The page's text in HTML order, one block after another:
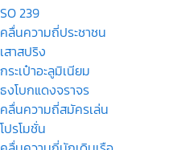
SO 239
คลื่นความถี่ประชาชน
เสาสปริง
กระเป๋าอะลูมิเนียม
ธงโบกแดงจราจร
คลื่นความถี่สมัครเล่น
โปรโมชั่น